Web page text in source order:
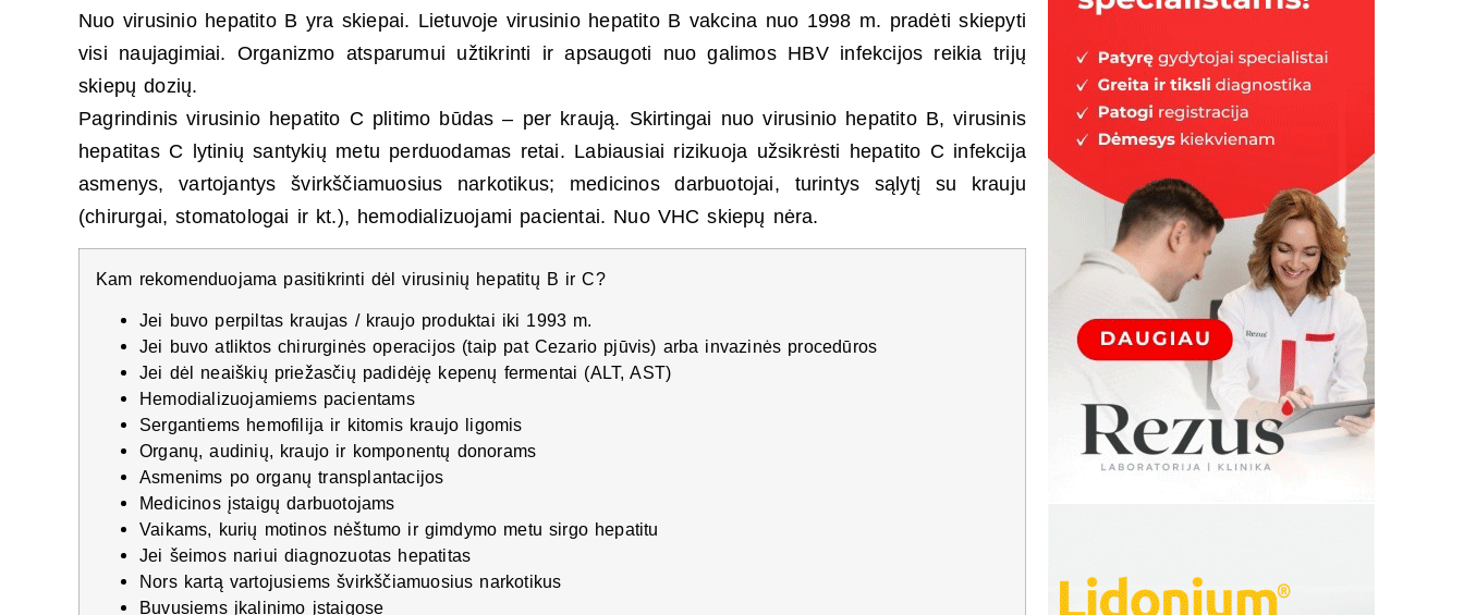
Nuo virusinio hepatito B yra skiepai. Lietuvoje virusinio hepatito B vakcina nuo 1998 m. pradėti skiepyti
visi naujagimiai. Organizmo atsparumui užtikrinti ir apsaugoti nuo galimos HBV infekcijos reikia trijų
skiepų dozių.
Pagrindinis virusinio hepatito C plitimo būdas – per kraują. Skirtingai nuo virusinio hepatito B, virusinis
hepatitas C lytinių santykių metu perduodamas retai. Labiausiai rizikuoja užsikrėsti hepatito C infekcija
asmenys, vartojantys švirkščiamuosius narkotikus; medicinos darbuotojai, turintys sąlytį su krauju
(chirurgai, stomatologai ir kt.), hemodializuojami pacientai. Nuo VHC skiepų nėra.
Kam rekomenduojama pasitikrinti dėl virusinių hepatitų B ir C?
Jei buvo perpiltas kraujas / kraujo produktai iki 1993 m.
Jei buvo atliktos chirurginės operacijos (taip pat Cezario pjūvis) arba invazinės procedūros
Jei dėl neaiškių priežasčių padidėję kepenų fermentai (ALT, AST)
Hemodializuojamiems pacientams
Sergantiems hemofilija ir kitomis kraujo ligomis
Organų, audinių, kraujo ir komponentų donorams
Asmenims po organų transplantacijos
Medicinos įstaigų darbuotojams
Vaikams, kurių motinos nėštumo ir gimdymo metu sirgo hepatitu
Jei šeimos nariui diagnozuotas hepatitas
Nors kartą vartojusiems švirkščiamuosius narkotikus
Buvusiems įkalinimo įstaigose